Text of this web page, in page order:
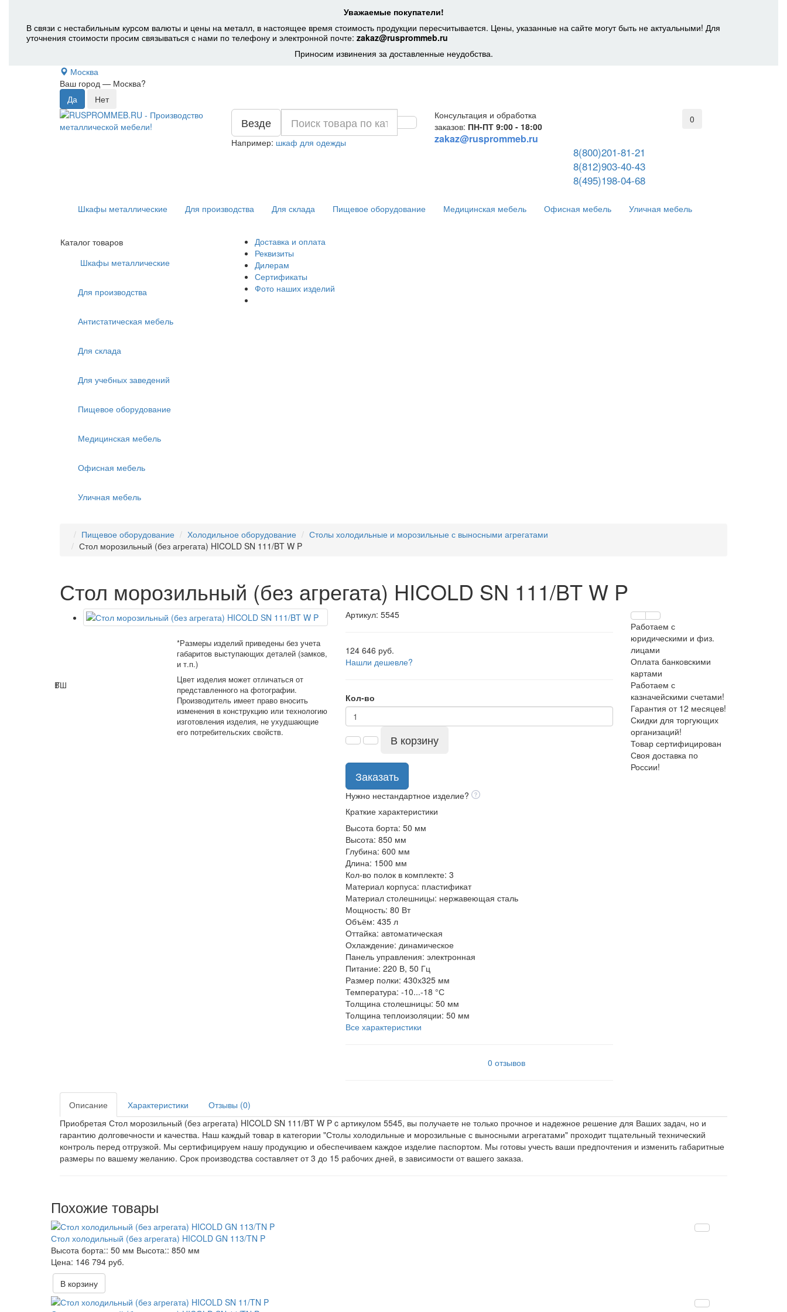
Уважаемые покупатели!
В связи с нестабильным курсом валюты и цены на металл, в настоящее время стоимость продукции пересчитывается. Цены, указанные на сайте могут быть не актуальными! Для
уточнения стоимости просим связываться с нами по телефону и электронной почте: zakaz@rusprommeb.ru
Приносим извинения за доставленные неудобства.
Москва
Ваш город — Москва?
Везде
Например: шкаф для одежды
Консультация и обработка
заказов: ПН-ПТ 9:00 - 18:00
zakaz@rusprommeb.ru
8(800)201-81-21
8(812)903-40-43
8(495)198-04-68
0
Шкафы металлические Для производства Для склада Пищевое оборудование Медицинская мебель Офисная мебель Уличная мебель
Доставка и оплата
Реквизиты
Дилерам
Сертификаты
Фото наших изделий
Каталог товаров
Шкафы металлические
Для производства
Антистатическая мебель
Для склада
Для учебных заведений
Пищевое оборудование
Медицинская мебель
Офисная мебель
Уличная мебель
Пищевое оборудование Холодильное оборудование
Столы холодильные и морозильные с выносными агрегатами
Стол морозильный (без агрегата) HICOLD SN 111/BT W P
Стол морозильный (без агрегата) HICOLD SN 111/BT W P
Ш
В
Г
*Размеры изделий приведены без учета
габаритов выступающих деталей (замков,
и т.п.)
Цвет изделия может отличаться от
представленного на фотографии.
Производитель имеет право вносить
изменения в конструкцию или технологию
изготовления изделия, не ухудшающие
его потребительских свойств.
Артикул: 5545
124 646 руб.
Нашли дешевле?
Кол-во
В корзину
Заказать
Нужно нестандартное изделие?
Краткие характеристики
Высота борта: 50 мм
Высота: 850 мм
Глубина: 600 мм
Длина: 1500 мм
Кол-во полок в комплекте: 3
Материал корпуса: пластификат
Материал столешницы: нержавеющая сталь
Мощность: 80 Вт
Объём: 435 л
Оттайка: автоматическая
Охлаждение: динамическое
Панель управления: электронная
Питание: 220 В, 50 Гц
Размер полки: 430х325 мм
Температура: -10...-18 °С
Толщина столешницы: 50 мм
Толщина теплоизоляции: 50 мм
Все характеристики
0 отзывов
Работаем с
юридическими и физ.
лицами
Оплата банковскими
картами
Работаем с
казначейскими счетами!
Гарантия от 12 месяцев!
Скидки для торгующих
организаций!
Товар сертифицирован
Своя доставка по
России!
Описание Характеристики
Отзывы (0)
Приобретая Стол морозильный (без агрегата) HICOLD SN 111/BT W P c артикулом 5545, вы получаете не только прочное и надежное решение для Ваших задач, но и
гарантию долговечности и качества. Наш каждый товар в категории "Столы холодильные и морозильные с выносными агрегатами" проходит тщательный технический
контроль перед отгрузкой. Мы сертифицируем нашу продукцию и обеспечиваем каждое изделие паспортом. Мы готовы учесть ваши предпочтения и изменить габаритные
размеры по вашему желанию. Срок производства составляет от 3 до 15 рабочих дней, в зависимости от вашего заказа.
Похожие товары
Стол холодильный (без агрегата) HICOLD GN 113/TN P
Высота борта:: 50 мм Высота:: 850 мм
146 794 руб.
В корзину